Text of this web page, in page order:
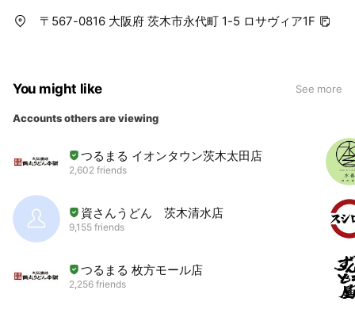
〒567-0816 大阪府 茨木市永代町 1-5 ロサヴィア1F
You might like See more
Accounts others are viewing
つるまる イオンタウン茨木太田店
2,602 friends
資さんうどん 茨木清水店
9,155 friends
つるまる 枚方モール店
2,256 friends